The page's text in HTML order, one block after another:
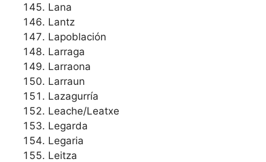
Lana
Lantz
Lapoblación
Larraga
Larraona
Larraun
Lazagurría
Leache/Leatxe
Legarda
Legaria
Leitza